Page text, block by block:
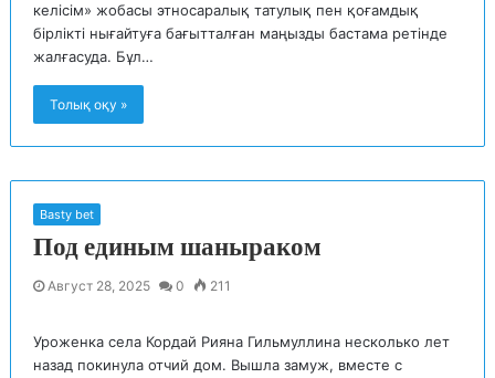
келісім» жобасы этносаралық татулық пен қоғамдық
бірлікті нығайтуға бағытталған маңызды бастама ретінде
жалғасуда. Бұл…
Толық оқу »
Basty bet
Под единым шаныраком
Август 28, 2025 0 211
Уроженка села Кордай Рияна Гильмуллина несколько лет
назад покинула отчий дом. Вышла замуж, вместе с